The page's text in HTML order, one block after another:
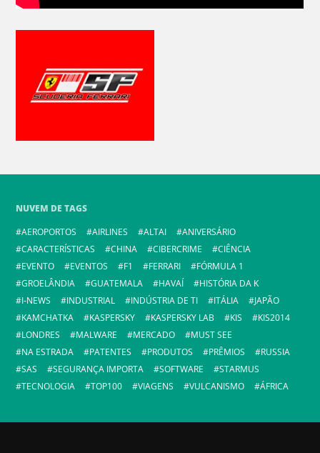
NUVEM DE TAGS
AEROPORTOS
AIRLINES ALTAI
ANIVERSÁRIO
CARACTERÍSTICAS
CHINA CIBERCRIME
CIÊNCIA
EVENTO
EVENTOS F1 FERRARI
FÓRMULA 1
GROELÂNDIA
GUATEMALA HAVAÍ
HISTÓRIA DA K
I-NEWS
INDUSTRIAL INDÚSTRIA DE TI ITÁLIA
JAPÃO
KAMCHATKA
KASPERSKY KASPERSKY LAB KIS
KIS2014
LONDRES
MALWARE MERCADO
MUST SEE
NA ESTRADA
PATENTES PRODUTOS PRÊMIOS
RUSSIA
SAS
SEGURANÇA IMPORTA SOFTWARE
STARMUS
TECNOLOGIA
TOP100 VIAGENS VULCANISMO ÁFRICA